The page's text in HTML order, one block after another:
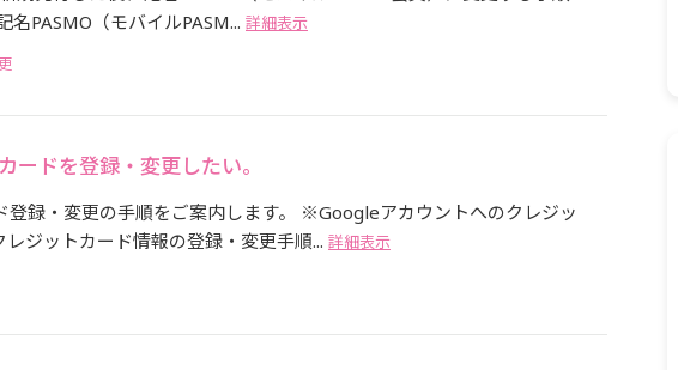
PASMO（モバイルPASM... 詳細表示
ードを登録・変更したい。
登録・変更の手順をご案内します。 ※Googleアカウントへのクレジッ
ジットカード情報の登録・変更手順... 詳細表示